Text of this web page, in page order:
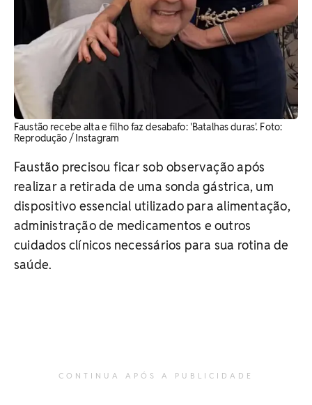
Faustão recebe alta e filho faz desabafo: 'Batalhas duras'. Foto:
Reprodução / Instagram
Faustão precisou ficar sob observação após
realizar a retirada de uma sonda gástrica, um
dispositivo essencial utilizado para alimentação,
administração de medicamentos e outros
cuidados clínicos necessários para sua rotina de
saúde.
CONTINUA APÓS A PUBLICIDADE